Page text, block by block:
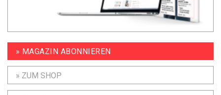
» MAGAZIN ABONNIEREN
» ZUM SHOP